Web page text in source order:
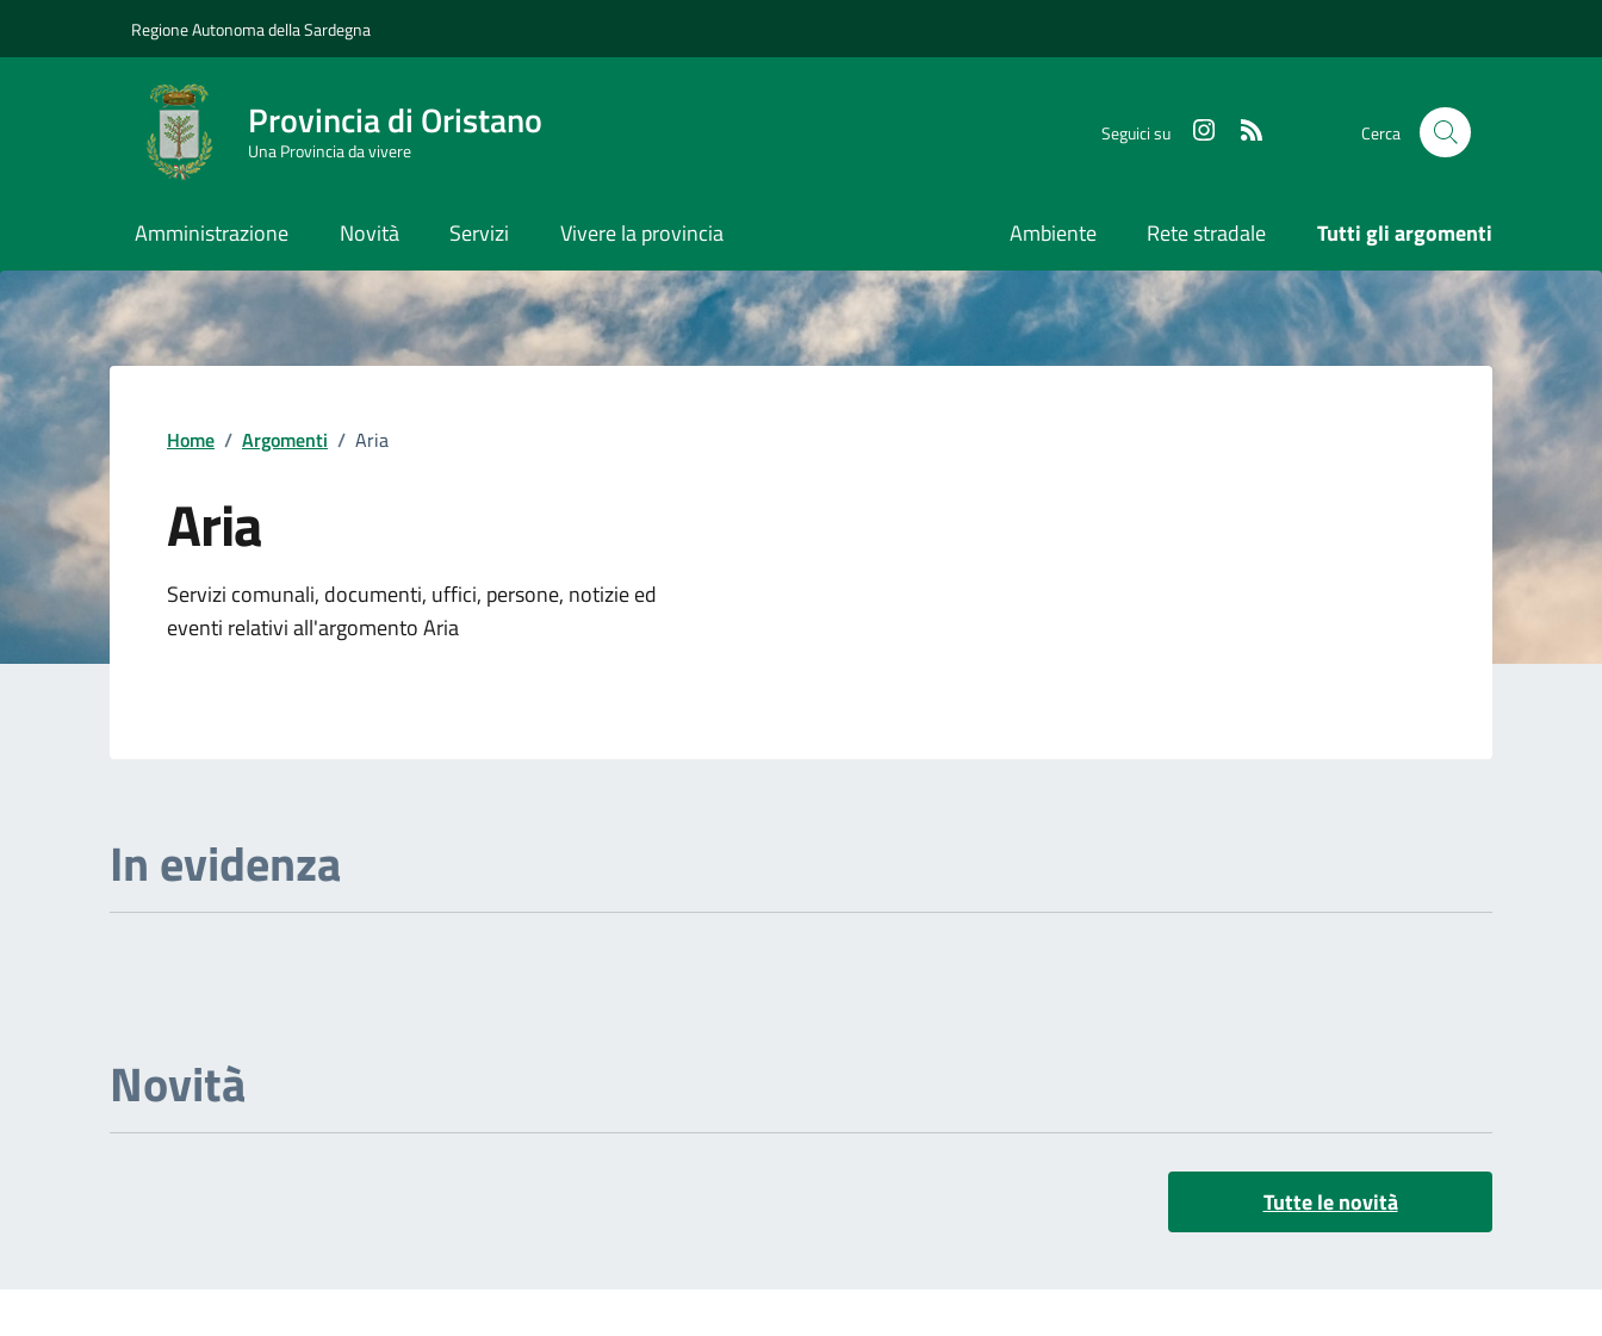
Regione Autonoma della Sardegna
Provincia di Oristano
Una Provincia da vivere
Seguici su Cerca
Amministrazione Novità Servizi Vivere la provincia Ambiente Rete stradale Tutti gli argomenti
Home / Argomenti / Aria
Aria
Dettagli dell'argomento
Servizi comunali, documenti, uffici, persone, notizie ed
eventi relativi all'argomento Aria
In evidenza
Novità
Tutte le novità